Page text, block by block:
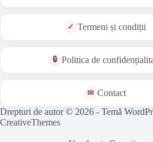
Termeni și condiții
Politica de
Contact
Drepturi de autor © 2026 - Temă
CreativeThemes